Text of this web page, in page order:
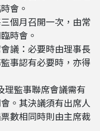
會。
召開一次，由常
時會。
必要時由理事長
事認有必要時，亦得
監事聯席會議需有
。其決議須有出席人
數相同時則由主席裁